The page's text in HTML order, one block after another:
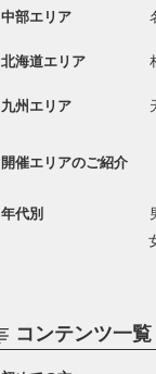
中部エリア
北海道エリア
九州エリア
開催エリアのご紹介
年代別
コンテンツ一覧